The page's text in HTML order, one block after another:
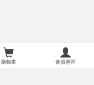
購物車 會員專區